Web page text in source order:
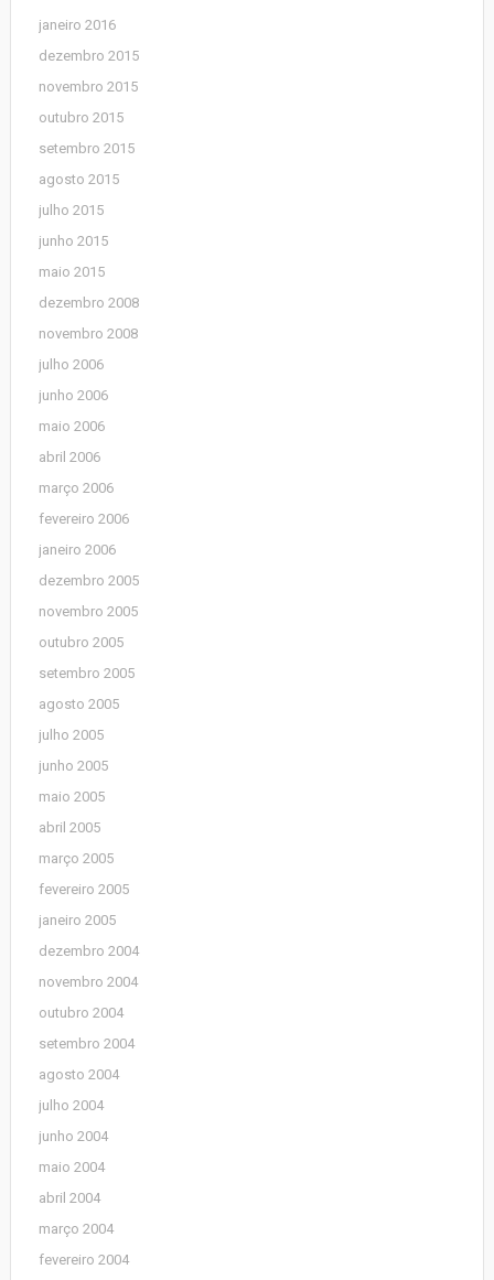
janeiro 2016
dezembro 2015
novembro 2015
outubro 2015
setembro 2015
agosto 2015
julho 2015
junho 2015
maio 2015
dezembro 2008
novembro 2008
julho 2006
junho 2006
maio 2006
abril 2006
março 2006
fevereiro 2006
janeiro 2006
dezembro 2005
novembro 2005
outubro 2005
setembro 2005
agosto 2005
julho 2005
junho 2005
maio 2005
abril 2005
março 2005
fevereiro 2005
janeiro 2005
dezembro 2004
novembro 2004
outubro 2004
setembro 2004
agosto 2004
julho 2004
junho 2004
maio 2004
abril 2004
março 2004
fevereiro 2004